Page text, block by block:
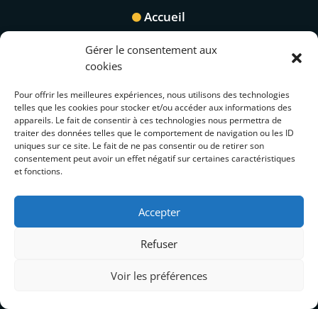
Gérer le consentement aux
cookies
Pour offrir les meilleures expériences, nous utilisons des technologies
telles que les cookies pour stocker et/ou accéder aux informations des
appareils. Le fait de consentir à ces technologies nous permettra de
traiter des données telles que le comportement de navigation ou les ID
uniques sur ce site. Le fait de ne pas consentir ou de retirer son
consentement peut avoir un effet négatif sur certaines caractéristiques
et fonctions.
Accepter
Refuser
Voir les préférences
Accueil
Contact